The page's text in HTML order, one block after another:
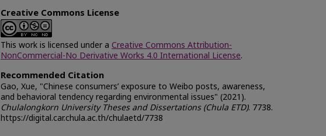
Creative Commons License
This work is licensed under a Creative Commons Attribution-
NonCommercial-No Derivative Works 4.0 International License.
Recommended Citation
Gao, Xue, "Chinese consumers’ exposure to Weibo posts, awareness,
and behavioral tendency regarding environmental issues" (2021).
Chulalongkorn University Theses and Dissertations (Chula ETD). 7738.
https://digital.car.chula.ac.th/chulaetd/7738